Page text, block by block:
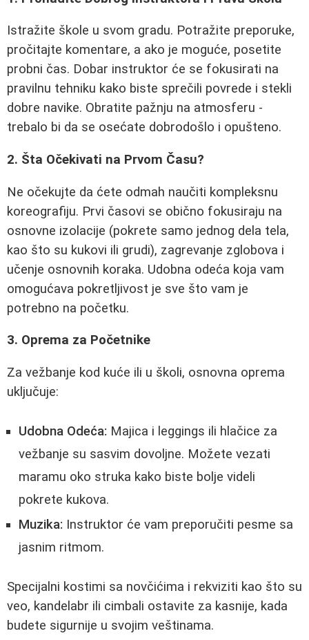
Istražite škole u svom gradu. Potražite preporuke,
pročitajte komentare, a ako je moguće, posetite
probni čas. Dobar instruktor će se fokusirati na
pravilnu tehniku kako biste sprečili povrede i stekli
dobre navike. Obratite pažnju na atmosferu -
trebalo bi da se osećate dobrodošlo i opušteno.
2. Šta Očekivati na Prvom Času?
Ne očekujte da ćete odmah naučiti kompleksnu
koreografiju. Prvi časovi se obično fokusiraju na
osnovne izolacije (pokrete samo jednog dela tela,
kao što su kukovi ili grudi), zagrevanje zglobova i
učenje osnovnih koraka. Udobna odeća koja vam
omogućava pokretljivost je sve što vam je
potrebno na početku.
3. Oprema za Početnike
Za vežbanje kod kuće ili u školi, osnovna oprema
uključuje:
Udobna Odeća: Majica i leggings ili hlačice za
vežbanje su sasvim dovoljne. Možete vezati
maramu oko struka kako biste bolje videli
pokrete kukova.
Muzika: Instruktor će vam preporučiti pesme sa
jasnim ritmom.
Specijalni kostimi sa novčićima i rekviziti kao što su
veo, kandelabr ili cimbali ostavite za kasnije, kada
budete sigurnije u svojim veštinama.